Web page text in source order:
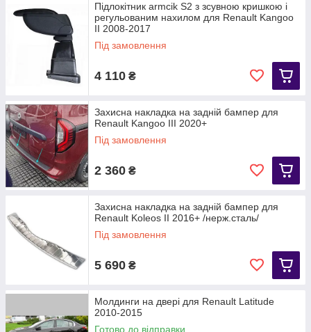
Підлокітник armcik S2 з зсувною кришкою і
регульованим нахилом для Renault Kangoo
II 2008-2017
Під замовлення
4 110 ₴
Захисна накладка на задній бампер для
Renault Kangoo III 2020+
Під замовлення
2 360 ₴
Захисна накладка на задній бампер для
Renault Koleos II 2016+ /нерж.сталь/
Під замовлення
5 690 ₴
Молдинги на двері для Renault Latitude
2010-2015
Готово до відправки